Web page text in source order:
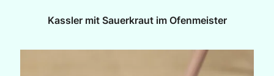
Kassler mit Sauerkraut im Ofenmeister